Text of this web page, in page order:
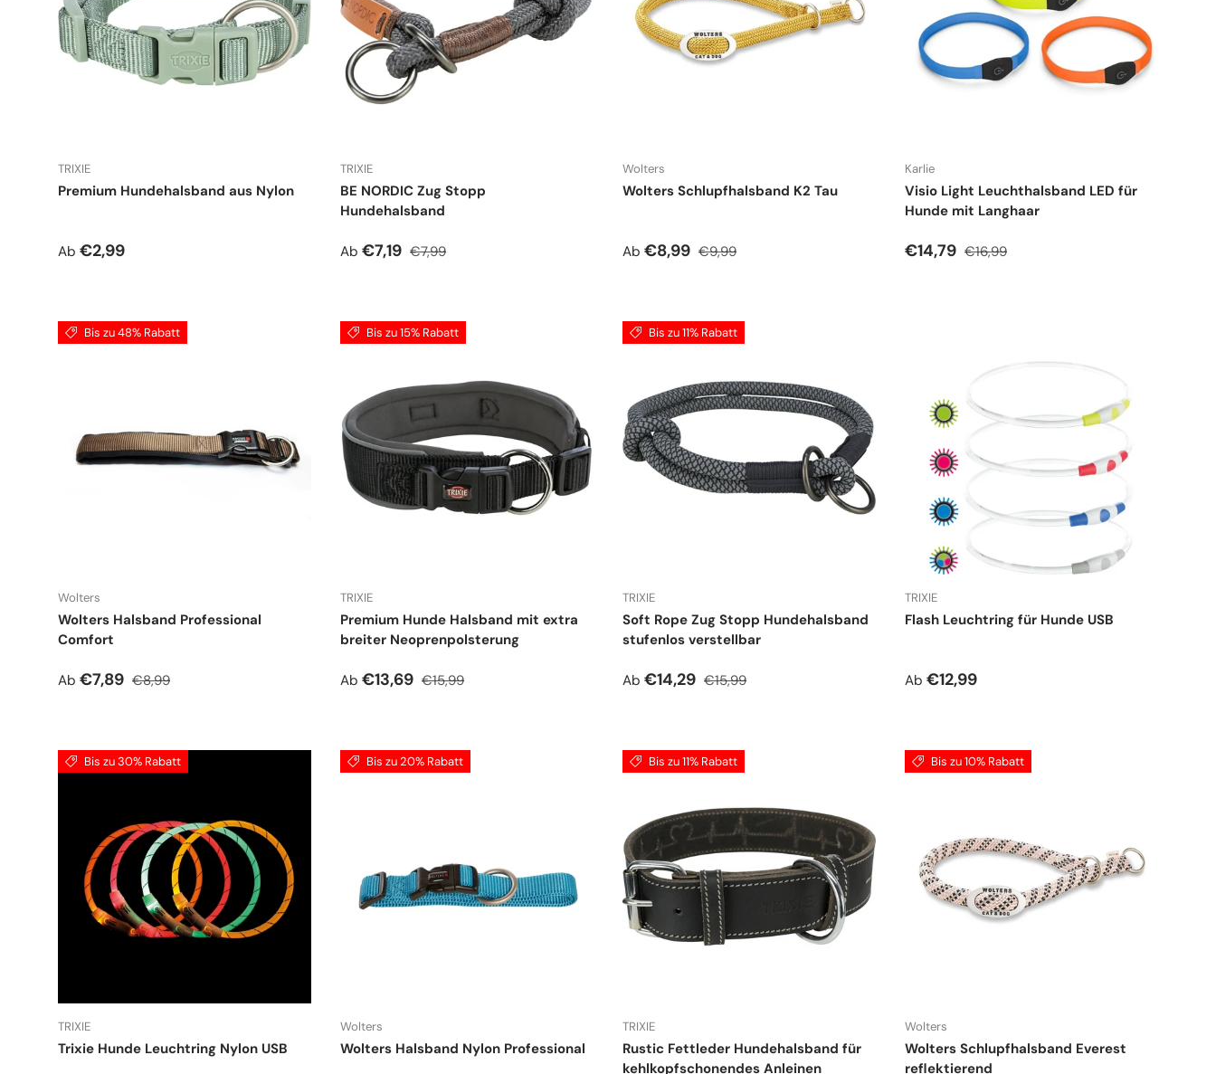
TRIXIE
Premium Hundehalsband aus Nylon
Normaler Preis
Ab €2,99
TRIXIE
BE NORDIC Zug Stopp
Hundehalsband
Verkaufspreis
Ab €7,19 Normaler Preis
€7,99
Wolters
Wolters Schlupfhalsband K2 Tau
Verkaufspreis
Ab €8,99 Normaler Preis
€9,99
Karlie
Visio Light Leuchthalsband LED für
Hunde mit Langhaar
Verkaufspreis
€14,79 Normaler Preis
€16,99
Bis zu 48% Rabatt
Wolters
Wolters Halsband Professional
Comfort
Verkaufspreis
Ab €7,89 Normaler Preis
€8,99
Bis zu 15% Rabatt
TRIXIE
Premium Hunde Halsband mit extra
breiter Neoprenpolsterung
Verkaufspreis
Ab €13,69 Normaler Preis
€15,99
Bis zu 11% Rabatt
TRIXIE
Soft Rope Zug Stopp Hundehalsband
stufenlos verstellbar
Verkaufspreis
Ab €14,29 Normaler Preis
€15,99
TRIXIE
Flash Leuchtring für Hunde USB
Normaler Preis
Ab €12,99
Bis zu 30% Rabatt
TRIXIE
Trixie Hunde Leuchtring Nylon USB
Bis zu 20% Rabatt
Wolters
Wolters Halsband Nylon Professional
Bis zu 11% Rabatt
TRIXIE
Rustic Fettleder Hundehalsband für
kehlkopfschonendes Anleinen
Bis zu 10% Rabatt
Wolters
Wolters Schlupfhalsband Everest
reflektierend